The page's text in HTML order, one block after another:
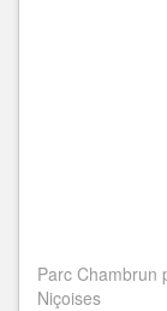
Parc Chambrun
Niçoises